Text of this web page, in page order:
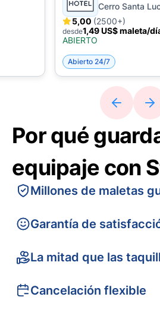
Cerro Santa
5,00 (2500+)
desde1,49 US$ maleta/
ABIERTO
Abierto 24/7
Por qué
equipaje con
Millones de maletas
Garantía de
La mitad que las
Cancelación flexible